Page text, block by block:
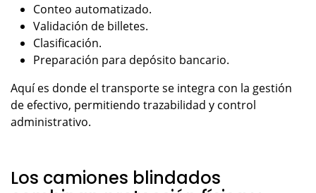
Conteo automatizado.
Validación de billetes.
Clasificación.
Preparación para depósito bancario.
Aquí es donde el transporte se integra con la gestión
de efectivo, permitiendo trazabilidad y control
administrativo.
Los camiones blindados